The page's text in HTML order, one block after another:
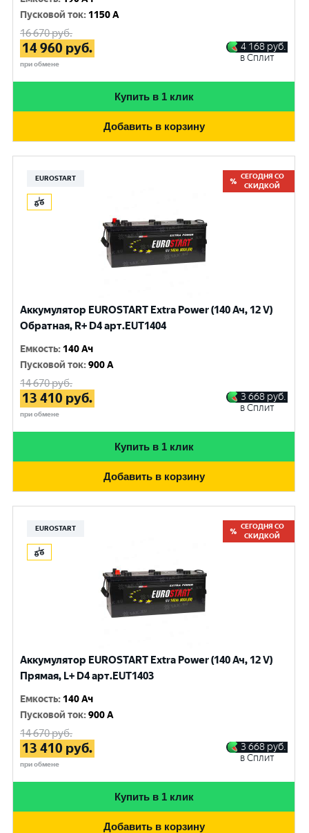
Пусковой ток: 1150 A
16 670руб.
14 960 руб.
при обмене
4 168 руб.
в Сплит
Купить в 1 клик
Добавить в корзину
EUROSTART
СЕГОДНЯ СО
СКИДКОЙ
Аккумулятор EUROSTART Extra Power (140 Ач, 12 V)
Обратная, R+ D4 арт.EUT1404
Емкость: 140 Ач
Пусковой ток:900 A
14 670руб.
13 410 руб.
при обмене
3 668 руб.
в Сплит
Купить в 1 клик
Добавить в корзину
EUROSTART
СЕГОДНЯ СО
СКИДКОЙ
Аккумулятор EUROSTART Extra Power (140 Ач, 12 V)
Прямая, L+ D4 арт.EUT1403
Емкость: 140 Ач
Пусковой ток:900 A
14 670руб.
13 410 руб.
при обмене
3 668 руб.
в Сплит
Купить в 1 клик
Добавить в корзину